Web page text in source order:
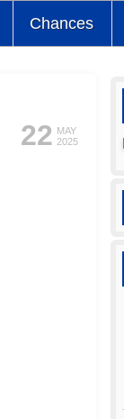
Chances
22 MAY
2025